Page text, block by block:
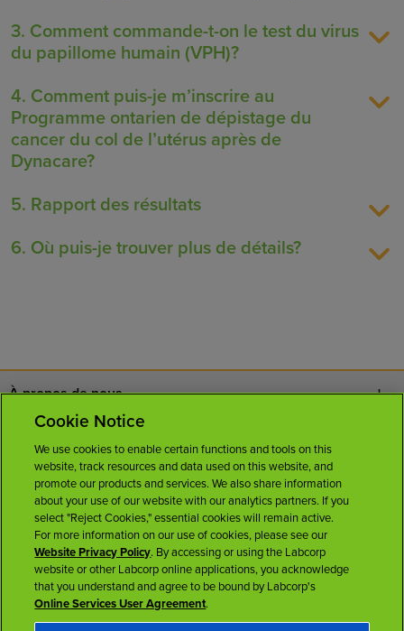
3. Comment commande-t-on le test du virus
du papillome humain (VPH)?
4. Comment puis-je m’inscrire au
Programme ontarien de dépistage du
cancer du col de l’utérus après de
Dynacare?
5. Rapport des résultats
6. Où puis-je trouver plus de détails?
À propos de nous
Carrières
Salle de presse
Licences
Cookie Notice
We use cookies to enable certain functions and tools on this
website, track resources and data used on this website, and
promote our products and services. We also share information
about your use of our website with our analytics partners. If you
select "Reject Cookies," essential cookies will remain active.
For more information on our use of cookies, please see our
Website Privacy Policy. By accessing or using the Labcorp
website or other Labcorp online applications, you acknowledge
that you understand and agree to be bound by Labcorp's
Online Services User Agreement.